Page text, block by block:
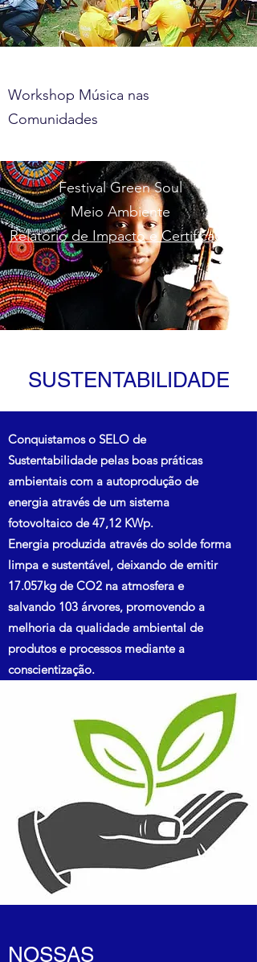
Workshop Música nas
Comunidades
Festival Green Soul
Meio Ambiente
Relatório de Impacto e Certificado
SUSTENTABILIDADE
Conquistamos o SELO de
Sustentabilidade pelas boas práticas
ambientais com a autoprodução de
energia através de um sistema
fotovoltaico de 47,12 KWp.
Energia produzida através do solde forma
limpa e sustentável, deixando de emitir
17.057kg de CO2 na atmosfera e
salvando 103 árvores, promovendo a
melhoria da qualidade ambiental de
produtos e processos mediante a
conscientização.
NOSSAS